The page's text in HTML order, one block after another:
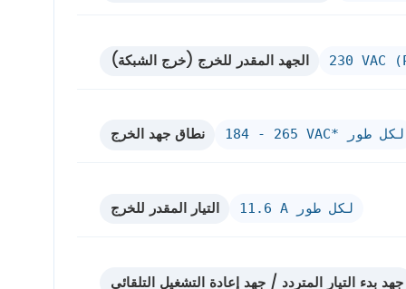
الجهد المقدر للخرج (خرج الشبكة) 230 VAC
نطاق جهد الخرج 184 - 265 VAC* لكل طور
التيار المقدر للخرج 11.6 A لكل طور
جهد بدء التيار المتردد / جهد إعادة التشغيل التلقائي